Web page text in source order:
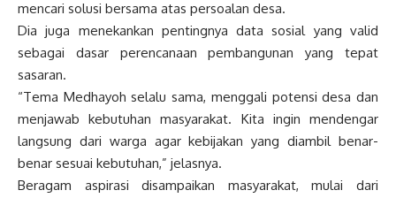
mencari solusi bersama atas persoalan desa.
Dia juga menekankan pentingnya data sosial yang valid
sebagai dasar perencanaan pembangunan yang tepat
sasaran.
“Tema Medhayoh selalu sama, menggali potensi desa dan
menjawab kebutuhan masyarakat. Kita ingin mendengar
langsung dari warga agar kebijakan yang diambil benar-
benar sesuai kebutuhan,” jelasnya.
Beragam aspirasi disampaikan masyarakat, mulai dari